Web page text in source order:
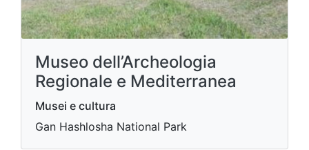
Museo dell’Archeologia
Regionale e Mediterranea
Musei e cultura
Gan Hashlosha National Park